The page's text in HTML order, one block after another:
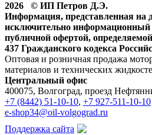
2026 © ИП Петров Д.Э.
Информация, представленная на
исключительно информационный
публичной офертой,
437 Гражданского кодекса
Оптовая и розничная продажа
материалов и технических
Центральный офис
400075, Волгоград, проезд
+7 (8442) 51-10-10, +7 927-511-10-10
e-shop34@oil-volgograd.ru
Поддержка сайта